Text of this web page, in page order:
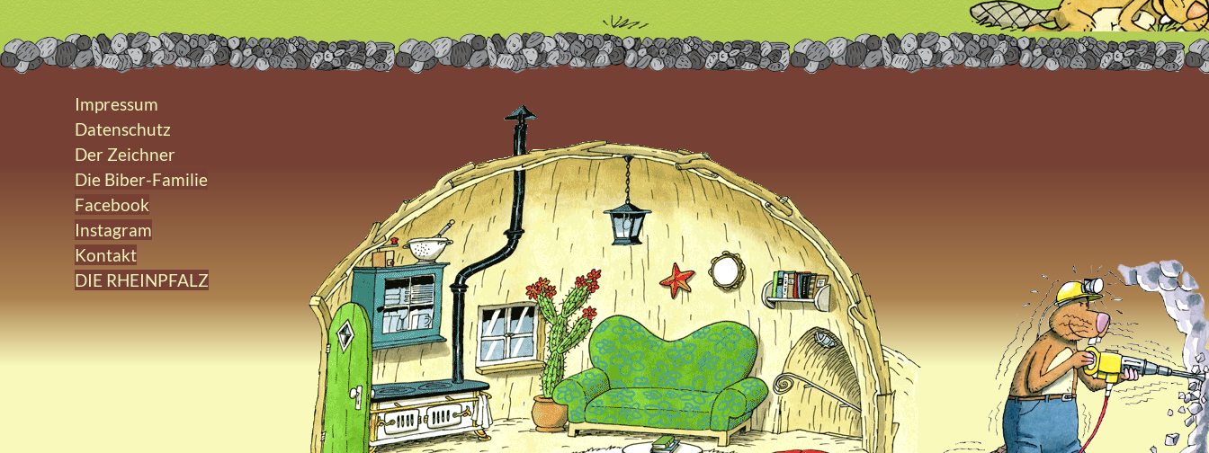
Impressum
Datenschutz
Der Zeichner
Die Biber-Familie
Facebook
Instagram
Kontakt
DIE RHEINPFALZ